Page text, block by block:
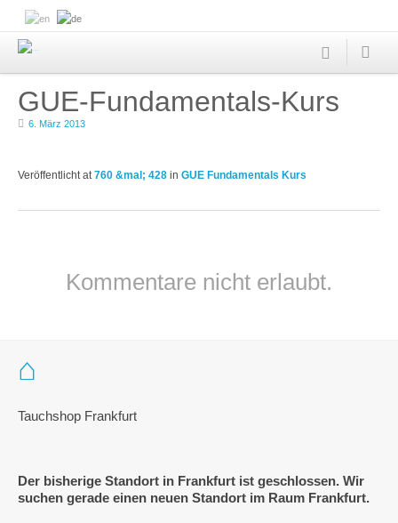
GUE-Fundamentals-Kurs
6. März 2013
Veröffentlichtat760 &mal; 428 in GUE Fundamentals Kurs
Kommentare nicht erlaubt.
Tauchshop Frankfurt
Der bisherige Standort in Frankfurt ist geschlossen. Wir
suchen gerade einen neuen Standort im Raum Frankfurt.